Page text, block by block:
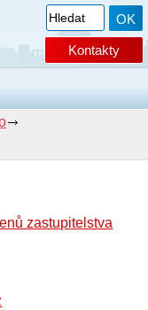
Kontakty
zastupitelstva